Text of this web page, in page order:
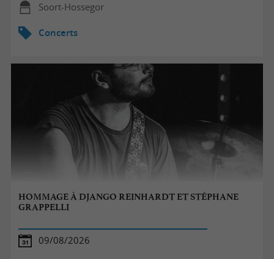
Soort-Hossegor
Concerts
HOMMAGE À DJANGO REINHARDT ET STÉPHANE
GRAPPELLI
09/08/2026